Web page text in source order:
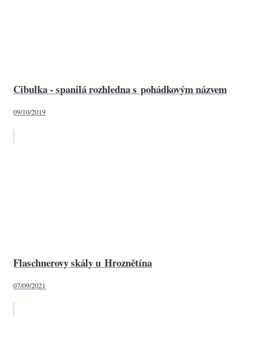
Cibulka - spanilá rozhledna s pohádkovým názvem
09/10/2019
Flaschnerovy skály u Hroznětína
07/09/2021